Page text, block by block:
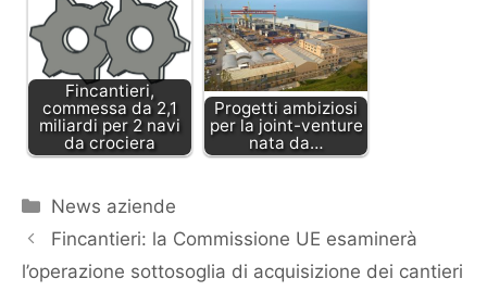
Fincantieri,
commessa da 2,1
miliardi per 2 navi
da crociera
Progetti ambiziosi
per la joint-venture
nata da…
Categorie
News aziende
Fincantieri: la Commissione UE esaminerà
l’operazione sottosoglia di acquisizione dei cantieri